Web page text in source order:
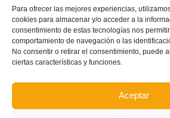
Para ofrecer las mejores experiencias,
cookies para almacenar y/o acceder a la
consentimiento de estas tecnologías nos
comportamiento de navegación o las
No consentir o retirar el consentimiento, puede
ciertas características y funciones.
Aceptar
Día del Entrenador: «En la base, la figura del
presente»